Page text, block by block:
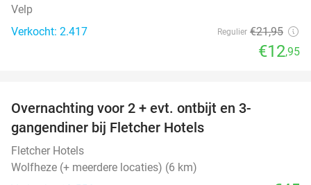
Velp
Verkocht: 2.417
Regulier €21,95
€12,95
Overnachting voor 2 + evt. ontbijt en 3-
gangendiner bij Fletcher Hotels
Fletcher Hotels
Wolfheze (+ meerdere locaties) (6 km)